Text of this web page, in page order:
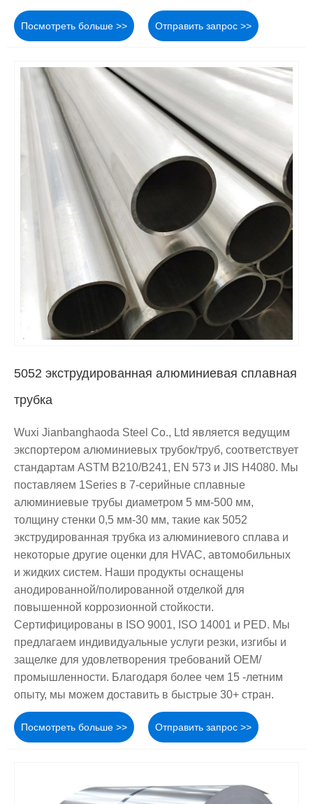
Посмотреть больше >> Отправить запрос >>
5052 экструдированная алюминиевая сплавная
трубка
Wuxi Jianbanghaoda Steel Co., Ltd‌ является ведущим
экспортером алюминиевых трубок/труб, соответствует
стандартам ASTM B210/B241, EN 573 и JIS H4080. Мы
поставляем 1Series в 7-серийные сплавные
алюминиевые трубы диаметром 5 мм-500 мм,
толщину стенки 0,5 мм-30 мм, такие как 5052
экструдированная трубка из алюминиевого сплава и
некоторые другие оценки для HVAC, автомобильных
и жидких систем. Наши продукты оснащены
анодированной/полированной отделкой для
повышенной коррозионной стойкости.
Сертифицированы в ISO 9001, ISO 14001 и PED. Мы
предлагаем индивидуальные услуги резки, изгибы и
защелке для удовлетворения требований OEM/
промышленности. Благодаря более чем 15 -летним
опыту, мы можем доставить в быстрые 30+ стран.
Посмотреть больше >> Отправить запрос >>